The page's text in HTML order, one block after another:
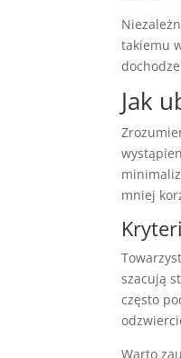
takiemu
Jak
mniej
szacują
często
Warto